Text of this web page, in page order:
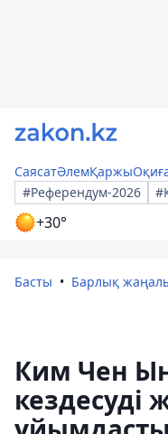
СаясатӘлемҚаржы
#Референдум-2026
+30°
Басты Барлық
Ким Чен
кездесуді